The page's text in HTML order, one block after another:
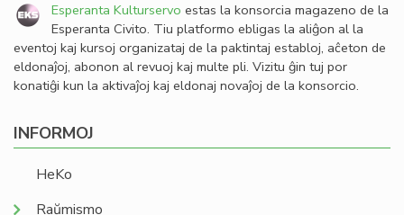
Esperanta Kulturservo estas la konsorcia magazeno de la
Esperanta Civito. Tiu platformo ebligas la aliĝon al la
eventoj kaj kursoj organizataj de la paktintaj establoj, aĉeton de
eldonaĵoj, abonon al revuoj kaj multe pli. Vizitu ĝin tuj por
konatiĝi kun la aktivaĵoj kaj eldonaj novaĵoj de la konsorcio.
INFORMOJ
HeKo
Raŭmismo